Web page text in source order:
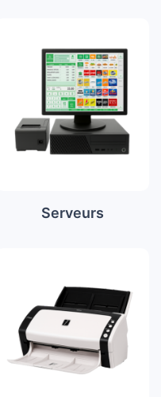
Serveurs